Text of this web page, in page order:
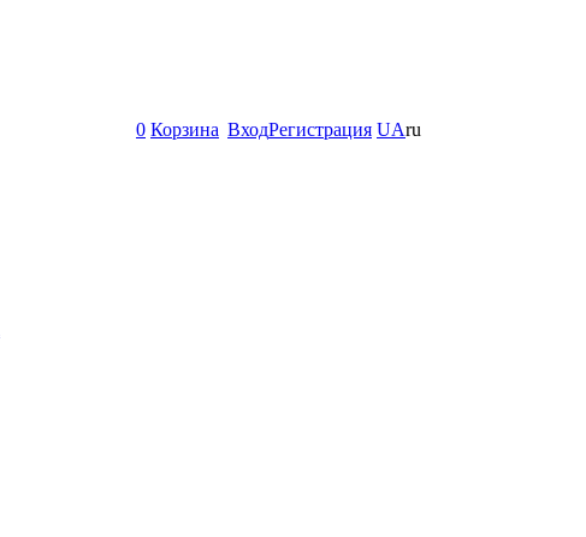
0 Корзина ВходРегистрация UAru